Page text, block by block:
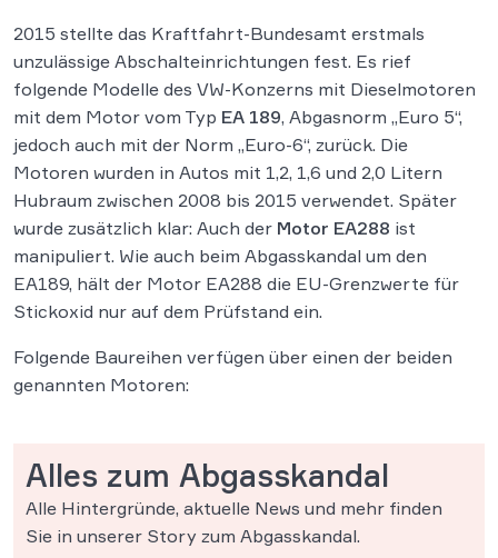
2015 stellte das Kraftfahrt-Bundesamt erstmals
unzulässige Abschalteinrichtungen fest. Es rief
folgende Modelle des VW-Konzerns mit Dieselmotoren
mit dem Motor vom Typ EA 189, Abgasnorm „Euro 5“,
jedoch auch mit der Norm „Euro-6“, zurück. Die
Motoren wurden in Autos mit 1,2, 1,6 und 2,0 Litern
Hubraum zwischen 2008 bis 2015 verwendet. Später
wurde zusätzlich klar: Auch der Motor EA288 ist
manipuliert. Wie auch beim Abgasskandal um den
EA189, hält der Motor EA288 die EU-Grenzwerte für
Stickoxid nur auf dem Prüfstand ein.
Folgende Baureihen verfügen über einen der beiden
genannten Motoren:
Alles zum Abgasskandal
Alle Hintergründe, aktuelle News und mehr finden
Sie in unserer Story zum Abgasskandal.